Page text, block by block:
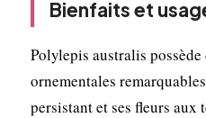
Bienfaits et
Polylepis australis
ornementales
persistant et ses fleurs aux